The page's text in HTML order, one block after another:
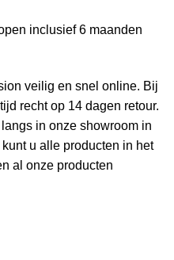
inclusief 6 maanden
veilig en snel online. Bij
recht op 14 dagen retour.
in onze showroom in
u alle producten in het
al onze producten